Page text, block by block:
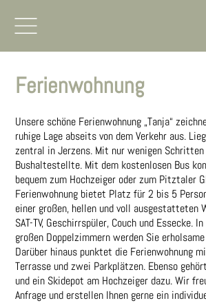
Sommer
Winter
Lage/Anreise
Links
Ferienwohnung
Bilder
Ferienwohnung
Unsere schöne Ferienwohnung „Tanja“
ruhige Lage abseits von dem Verkehr aus.
zentral in Jerzens. Mit nur wenigen
Bushaltestellte. Mit dem kostenlosen Bus
bequem zum Hochzeiger oder zum Pitztaler
Ferienwohnung bietet Platz für 2 bis 5
einer großen, hellen und voll ausgestatteten
SAT-TV, Geschirrspüler, Couch und Essecke.
großen Doppelzimmern werden Sie
Darüber hinaus punktet die Ferienwohnung
Terrasse und zwei Parkplätzen. Ebenso
und ein Skidepot am Hochzeiger dazu. Wir
Anfrage und erstellen Ihnen gerne ein